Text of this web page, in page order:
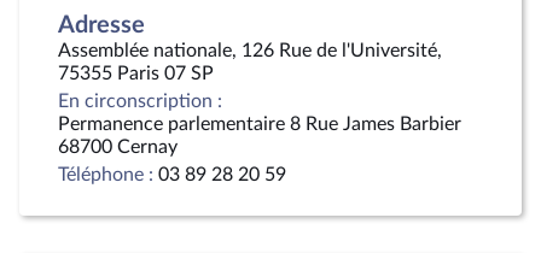
Adresse
Assemblée nationale, 126 Rue de l'Université,
75355 Paris 07 SP
En circonscription :
Permanence parlementaire 8 Rue James Barbier
68700 Cernay
Téléphone : 03 89 28 20 59